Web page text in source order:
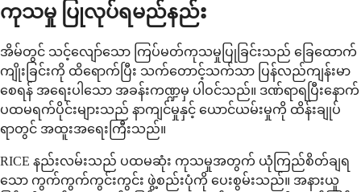
ကုသမှု ပြုလုပ်ရမည်နည်း
အိမ်တွင် သင့်လျော်သော ကြပ်မတ်ကုသမှုပြုခြင်းသည် ခြေထောက်
ကျိုးခြင်းကို ထိရောက်ပြီး သက်တောင့်သက်သာ ပြန်လည်ကျန်းမာ
စေရန် အရေးပါသော အခန်းကဏ္ဍမှ ပါဝင်သည်။ ဒဏ်ရာရပြီးနောက်
ပထမရက်ပိုင်းများသည် နာကျင်မှုနှင့် ယောင်ယမ်းမှုကို ထိန်းချုပ်
ရာတွင် အထူးအရေးကြီးသည်။
RICE နည်းလမ်းသည် ပထမဆုံး ကုသမှုအတွက် ယုံကြည်စိတ်ချရ
သော ကွက်ကွက်ကွင်းကွင်း ဖွဲ့စည်းပုံကို ပေးစွမ်းသည်။ အနားယူ